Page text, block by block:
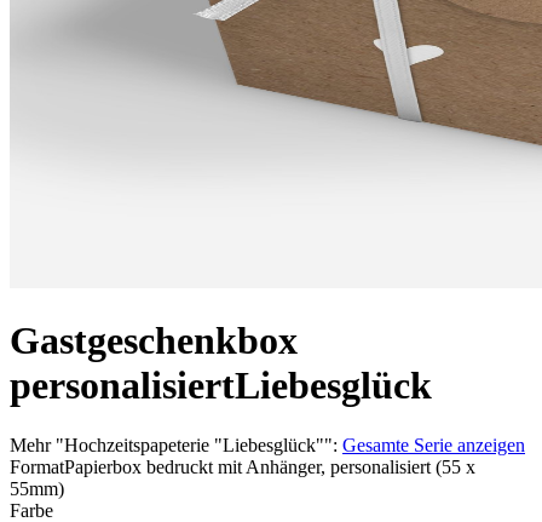
Gastgeschenkbox
personalisiertLiebesglück
Mehr"Hochzeitspapeterie "Liebesglück"": Gesamte Serie anzeigen
FormatPapierbox bedruckt mit Anhänger, personalisiert (55 x
55mm)
Farbe